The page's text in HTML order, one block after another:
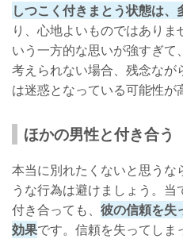
しつこく付きまとう状態は
り、心地よいものではあり
いう一方的な思いが強すぎ
考えられない場合、残念なが
は迷惑となっている可能性が
ほかの男性と付き合う
本当に別れたくないと思うな
うな行為は避けましょう。
付き合っても、 彼の信頼を失
効果です。信頼を失ってしま